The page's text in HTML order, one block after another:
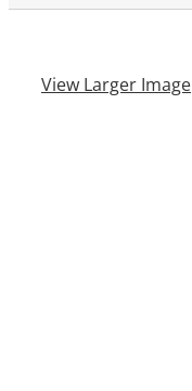
View Larger Image